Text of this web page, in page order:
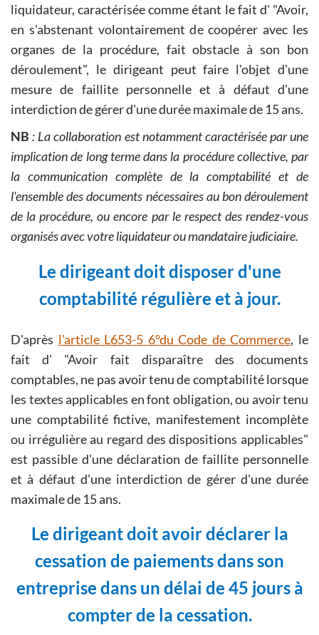
liquidateur, caractérisée comme étant le fait d' "Avoir,
en s'abstenant volontairement de coopérer avec les
organes de la procédure, fait obstacle à son bon
déroulement", le dirigeant peut faire l'objet d'une
mesure de faillite personnelle et à défaut d'une
interdiction de gérer d'une durée maximale de 15 ans.
NB : La collaboration est notamment caractérisée par une
implication de long terme dans la procédure collective, par
la communication complète de la comptabilité et de
l'ensemble des documents nécessaires au bon déroulement
de la procédure, ou encore par le respect des rendez-vous
organisés avec votre liquidateur ou mandataire judiciaire.
Le dirigeant doit disposer d'une
comptabilité régulière et à jour.
D'après l'article L653-5 6°du Code de Commerce, le
fait d'
Avoir fait disparaître des documents
comptables, ne pas avoir tenu de comptabilité lorsque
les textes applicables en font obligation, ou avoir tenu
une comptabilité fictive, manifestement incomplète
ou irrégulière au regard des dispositions applicables
est passible d'une déclaration de faillite personnelle
et à défaut d'une interdiction de gérer d'une durée
maximale de 15 ans.
Le dirigeant doit avoir déclarer la
cessation de paiements dans son
entreprise dans un délai de 45 jours à
compter de la cessation.